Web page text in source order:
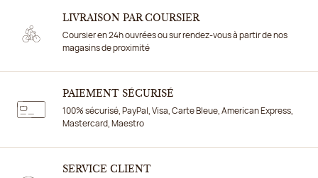
LIVRAISON PAR COURSIER
Coursier en 24h ouvrées ou sur rendez-vous à partir de nos
magasins de proximité
PAIEMENT SÉCURISÉ
100% sécurisé, PayPal, Visa, Carte Bleue, American Express,
Mastercard, Maestro
SERVICE CLIENT